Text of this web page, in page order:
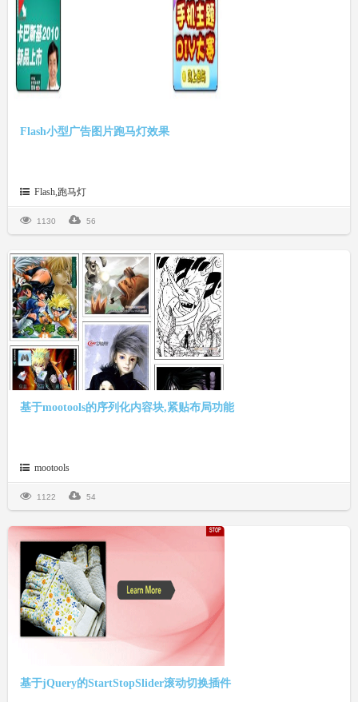
Flash小型广告图片跑马灯效果
Flash,跑马灯
1130 56
基于mootools的序列化内容块,紧贴布局功能
mootools
1122 54
基于jQuery的StartStopSlider滚动切换插件